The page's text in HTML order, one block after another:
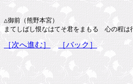
（玉葉和歌
△御前（熊野本宮）
［次へ進む］ ［バック］